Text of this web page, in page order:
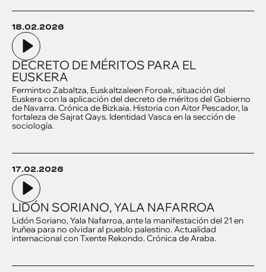
18.02.2026
DECRETO DE MÉRITOS PARA EL
EUSKERA
Fermintxo Zabaltza, Euskaltzaleen Foroak, situación del
Euskera con la aplicación del decreto de méritos del Gobierno
de Navarra. Crónica de Bizkaia. Historia con Aitor Pescador, la
fortaleza de Sajrat Qays. Identidad Vasca en la sección de
sociología.
17.02.2026
LIDÓN SORIANO, YALA NAFARROA
Lidón Soriano, Yala Nafarroa, ante la manifestación del 21 en
Iruñea para no olvidar al pueblo palestino. Actualidad
internacional con Txente Rekondo. Crónica de Araba.